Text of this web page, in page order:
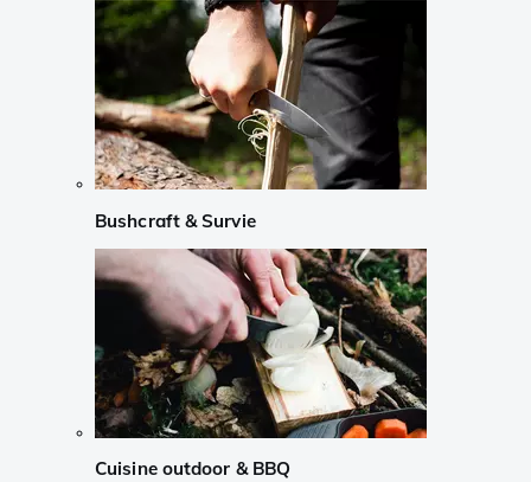
Bushcraft & Survie
Cuisine outdoor & BBQ